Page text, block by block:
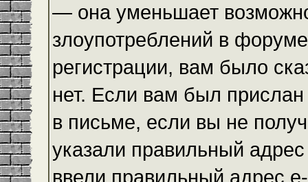
— она уменьшает
злоупотреблений в
регистрации, вам было
нет. Если вам был
в письме, если вы не
указали правильный
ввели правильный адрес